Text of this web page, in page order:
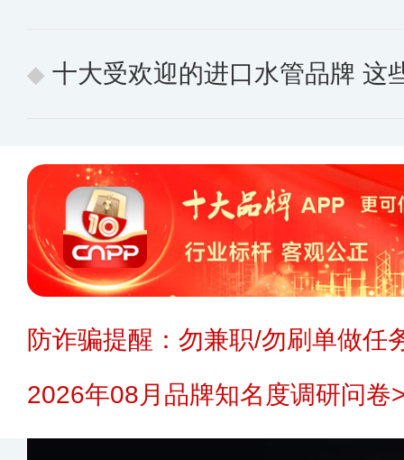
十大受欢迎的进口水管品牌 这些
防诈骗提醒：勿兼职/勿刷单做任
2026年08月品牌知名度调研问卷